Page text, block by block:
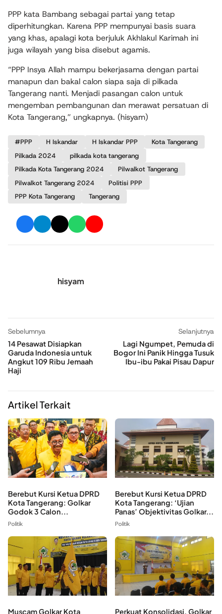
PPP kata Bambang sebagai partai yang tetap
diperhitungkan. Karena PPP mempunyai basis suara
yang khas, apalagi kota berjuluk Akhlakul Karimah ini
juga wilayah yang bisa disebut agamis.
“PPP Insya Allah mampu bekerjasama dengan partai
manapun dan bakal calon siapa saja di pilkada
Tangerang nanti. Menjadi pasangan calon untuk
mengemban pembangunan dan merawat persatuan di
Kota Tangerang,” ungkapnya. (hisyam)
#PPP H Iskandar H Iskandar PPP
Kota Tangerang
Pilkada 2024
pilkada kota tangerang
Pilkada Kota Tangerang 2024
Pilwalkot Tangerang
Pilwalkot Tangerang 2024
Politisi PPP
PPP Kota Tangerang
Tangerang
hisyam
Sebelumnya
14 Pesawat Disiapkan
Garuda Indonesia untuk
Angkut 109 Ribu Jemaah
Haji
Selanjutnya
Lagi Ngumpet, Pemuda di
Bogor Ini Panik Hingga Tusuk
Ibu-ibu Pakai Pisau Dapur
Artikel Terkait
Berebut Kursi Ketua DPRD
Kota Tangerang: Golkar
Godok 3 Calon...
Politik
Berebut Kursi Ketua DPRD
Kota Tangerang: ‘Ujian
Panas’ Objektivitas Golkar...
Politik
Muscam Golkar Kota Perkuat Konsolidasi, Golkar